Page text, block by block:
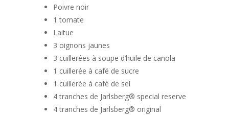
Poivre noir
1 tomate
Laitue
3 oignons jaunes
3 cuillerées à soupe d’huile de canola
1 cuillerée à café de sucre
1 cuillerée à café de sel
4 tranches de Jarlsberg® special reserve
4 tranches de Jarlsberg® original